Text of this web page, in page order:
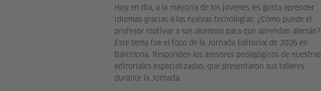
Hoy en día, a la mayoría de los jóvenes les gusta aprender
idiomas gracias a las nuevas tecnologías: ¿Cómo puede el
profesor motivar a sus alumnos para que aprendan alemán?
Este tema fue el foco de la Jornada Editorial de 2026 en
Barcelona. Responden los asesores pedagógicos de nuestras
editoriales especializadas, que presentaron sus talleres
durante la Jornada.